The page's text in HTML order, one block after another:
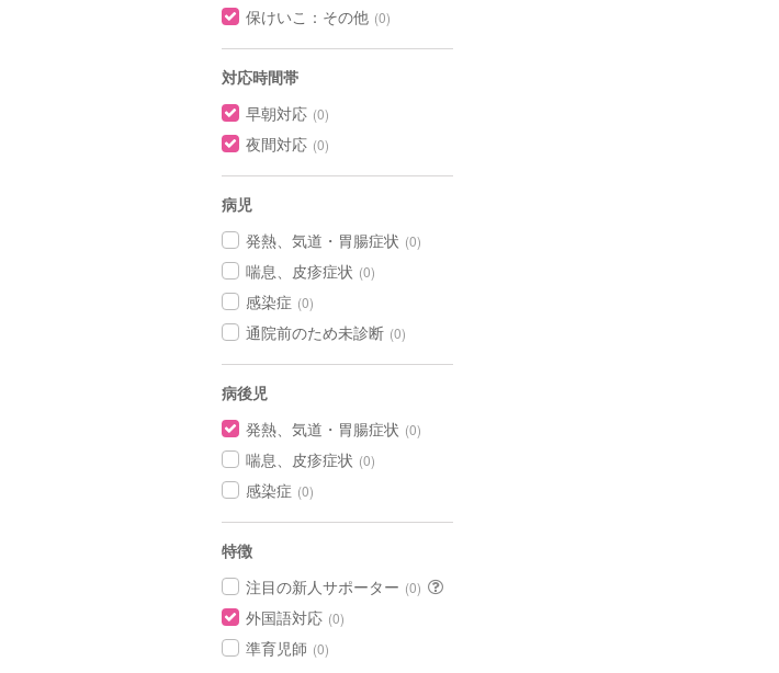
保けいこ：その他 (0)
対応時間帯
早朝対応 (0)
夜間対応 (0)
病児
発熱、気道・胃腸症状 (0)
喘息、皮疹症状 (0)
感染症 (0)
通院前のため未診断 (0)
病後児
発熱、気道・胃腸症状 (0)
喘息、皮疹症状 (0)
感染症 (0)
特徴
注目の新人サポーター (0)
外国語対応 (0)
準育児師 (0)